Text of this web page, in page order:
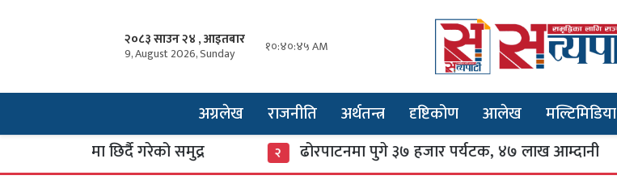
२०८३ साउन २४ , आइतबार
9, August 2026, Sunday १०:४०:४६ AM
अग्रलेख राजनीति अर्थतन्त्र दृष्टिकोण आलेख मल्टिमिडिया
छिर्दै गरेको समुद्र ढोरपाटनमा पुगे ३७ हजार पर्यटक, ४७ लाख आम्दानी